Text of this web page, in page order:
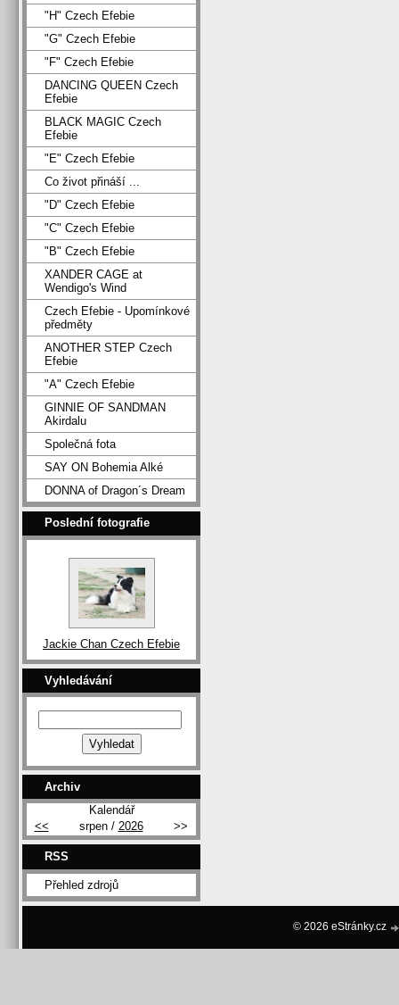
"H" Czech Efebie
"G" Czech Efebie
"F" Czech Efebie
DANCING QUEEN Czech
Efebie
BLACK MAGIC Czech
Efebie
"E" Czech Efebie
Co život přináší ...
"D" Czech Efebie
"C" Czech Efebie
"B" Czech Efebie
XANDER CAGE at
Wendigo's Wind
Czech Efebie - Upomínkové
předměty
ANOTHER STEP Czech
Efebie
"A" Czech Efebie
GINNIE OF SANDMAN
Akirdalu
Společná fota
SAY ON Bohemia Alké
DONNA of Dragon´s Dream
Poslední fotografie
Jackie Chan Czech Efebie
Vyhledávání
Archiv
Kalendář
<<
srpen / 2026 >>
RSS
Přehled zdrojů
© 2026 eStránky.cz